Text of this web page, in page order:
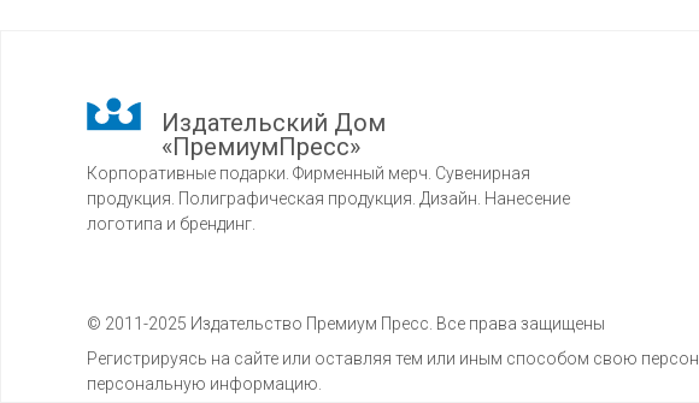
© 2011-2025 Издательство Премиум Пресс. Все права защищены
Издательский Дом
«ПремиумПресс»
Корпоративные подарки. Фирменный мерч. Сувенирная
продукция. Полиграфическая продукция. Дизайн. Нанесение
логотипа и брендинг.
Регистрируясь на сайте или оставляя тем или иным способом свою
персональную информацию.